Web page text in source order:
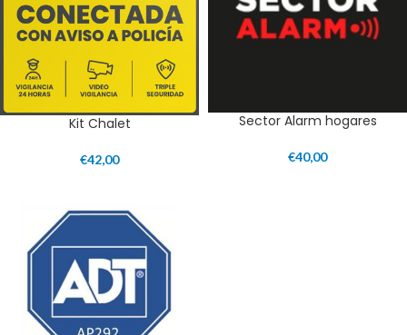
Kit Chalet
€42,00
Sector Alarm hogares
€40,00